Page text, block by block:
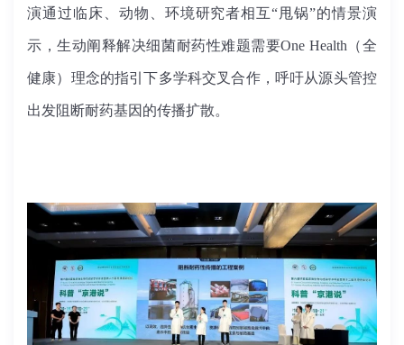
演通过临床、动物、环境研究者相互“甩锅”的情景演
示，生动阐释解决细菌耐药性难题需要One Health（全
健康）理念的指引下多学科交叉合作，呼吁从源头管控
出发阻断耐药基因的传播扩散。